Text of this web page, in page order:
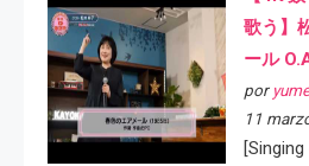
歌う】
ール
por
11